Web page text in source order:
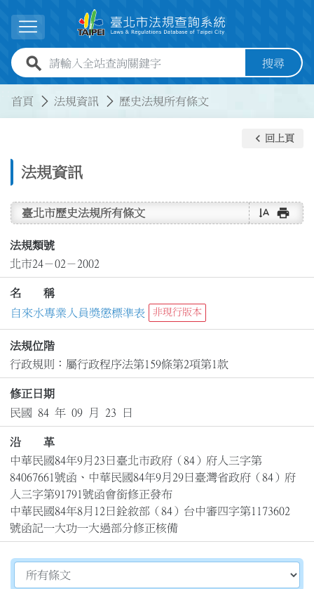
展開選單
全站查詢關鍵字欄位 搜尋
首頁 法規資訊 歷史法規所有條文
法規資訊
keyboard_arrow_left 回上頁
臺北市歷史法規所有條文 text_rotate_vertical print
法規類號
北市24－02－2002
名 稱
自來水專業人員獎懲標準表
非現行版本
法規位階
行政規則：屬行政程序法第159條第2項第1款
修正日期
民國 84 年 09 月 23 日
沿 革
中華民國84年9月23日臺北市政府（84）府人三字第
84067661號函、中華民國84年9月29日臺灣省政府（84）府
人三字第91791號函會銜修正發布
中華民國84年8月12日銓敘部（84）台中審四字第1173602
號函記一大功一大過部分修正核備
切換選擇法規資訊內容